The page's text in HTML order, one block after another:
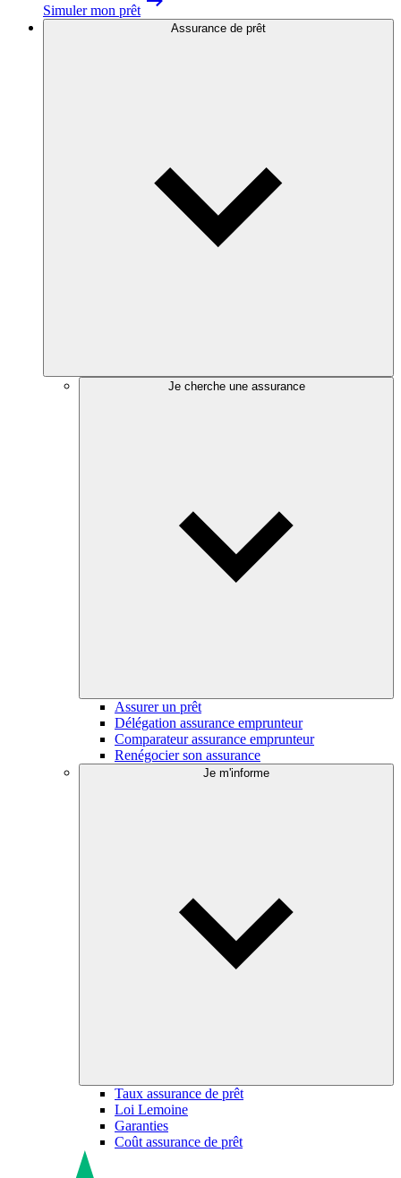
Simuler mon prêt
Assurance de prêt
Je cherche une assurance
Assurer un prêt
Délégation assurance emprunteur
Comparateur assurance emprunteur
Renégocier son assurance
Je m'informe
Taux assurance de prêt
Loi Lemoine
Garanties
Coût assurance de prêt